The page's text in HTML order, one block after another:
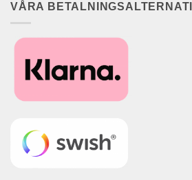
VÅRA